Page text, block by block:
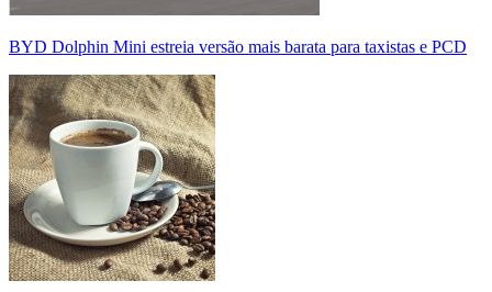
BYD Dolphin Mini estreia versão mais barata para taxistas e PCD